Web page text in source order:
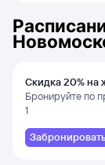
Скидка 20% на
и Даламане
Бронируйте по
1